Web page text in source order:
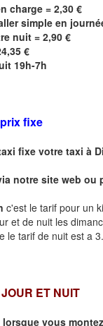
charge = 2,30 €
simple en
nuit = 2,90 €
€
19h-7h
fixe
fixe votre taxi à
notre site web
c'est le tarif pour un
et de nuit les
le tarif de nuit est a
ET NUIT
vous